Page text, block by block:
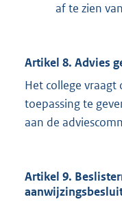
af te zien
Artikel 8. Advies
Het college
toepassing te
aan de
Artikel 9.